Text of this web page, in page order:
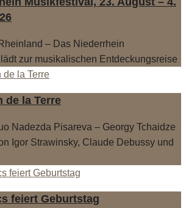
– Das Niederrhein
zur musikalischen Entdeckungsreise
de la Terre
Nadezda Pisareva – Georgy Tchaidze
Igor Strawinsky, Claude Debussy und
feiert Geburtstag